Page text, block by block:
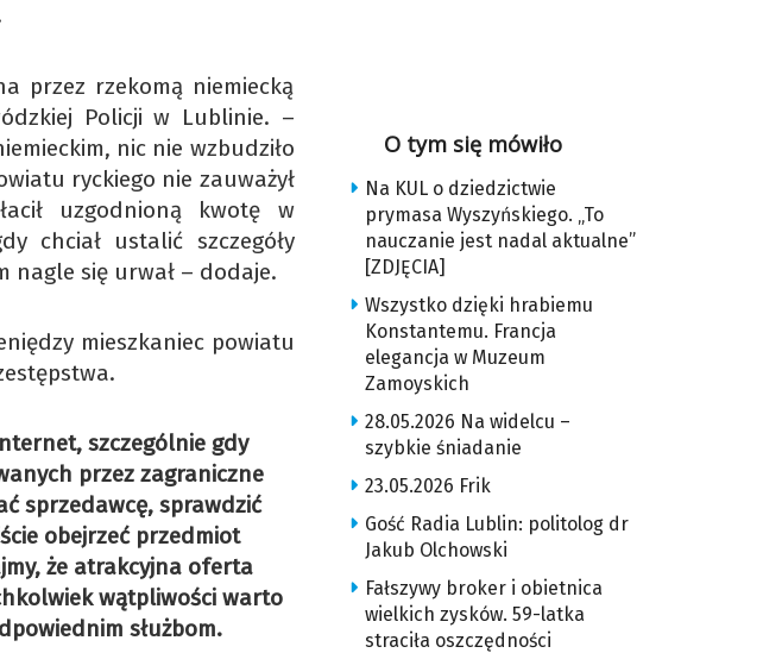
przez rzekomą niemiecką
Policji w Lublinie. –
nic nie wzbudziło
ryckiego nie zauważył
uzgodnioną kwotę w
chciał ustalić szczegóły
nagle się urwał – dodaje.
mieszkaniec powiatu
szczególnie gdy
przez zagraniczne
sprzedawcę, sprawdzić
obejrzeć przedmiot
że atrakcyjna oferta
wątpliwości warto
służbom.
O tym się mówiło
Na KUL o dziedzictwie
prymasa Wyszyńskiego. „To
nauczanie jest nadal aktualne”
[ZDJĘCIA]
Wszystko dzięki hrabiemu
Konstantemu. Francja
elegancja w Muzeum
Zamoyskich
28.05.2026 Na widelcu –
szybkie śniadanie
23.05.2026 Frik
Gość Radia Lublin: politolog dr
Jakub Olchowski
Fałszywy broker i obietnica
wielkich zysków. 59-latka
straciła oszczędności